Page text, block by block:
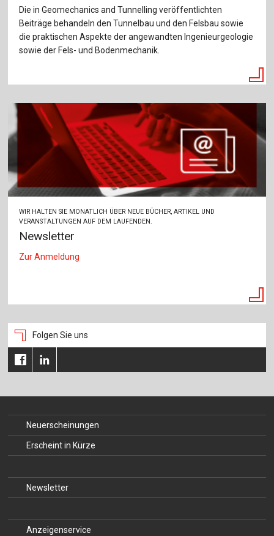
Die in Geomechanics and Tunnelling veröffentlichten
Beiträge behandeln den Tunnelbau und den Felsbau sowie
die praktischen Aspekte der angewandten Ingenieurgeologie
sowie der Fels- und Bodenmechanik.
WIR HALTEN SIE MONATLICH ÜBER NEUE BÜCHER, ARTIKEL UND
VERANSTALTUNGEN AUF DEM LAUFENDEN.
Newsletter
Zur Anmeldung
Folgen Sie uns
Neuerscheinungen
Erscheint in Kürze
Newsletter
Anzeigenservice